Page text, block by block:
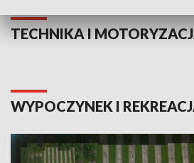
TECHNIKA I
WYPOCZYNEK I